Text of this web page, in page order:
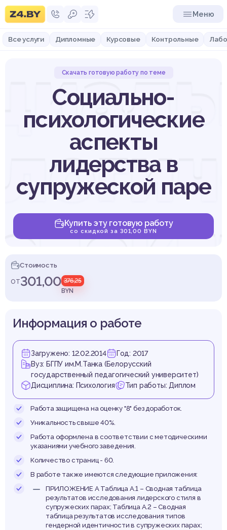
Меню
Все услуги Дипломные Курсовые Контрольные
Скачать готовую работу по теме
Социально-
психологические
аспекты
лидерства в
супружеской паре
Купить эту готовую работу
со скидкой за 301,00 BYN
паре
Стоимость
от301,00 376,25
BYN
Информация о работе
Загружено: 12.02.2014
Год: 2017
Вуз: БГПУ им.М.Танка (Белорусский
государственный педагогический университет)
Дисциплина: Психология
Тип работы: Диплом
Работа защищена на оценку "8" без доработок.
Уникальность свыше 40%.
Работа оформлена в соответствии с методическими
указаниями учебного заведения.
Количество страниц - 60.
В работе также имеются следующие приложения:
ПРИЛОЖЕНИЕ А Таблица А.1 – Сводная таблица
результатов исследования лидерского стиля в
супружеских парах; Таблица А.2 – Сводная
таблица результатов исследования типов
гендерной идентичности в супружеских парах;